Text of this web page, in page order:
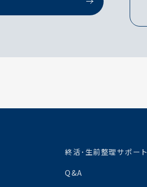
終活･生前整理サポート
Q&A